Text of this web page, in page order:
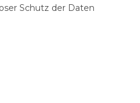
Schutz der Daten